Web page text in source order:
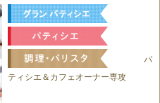
パ
ティシエ＆カフェオーナー専攻